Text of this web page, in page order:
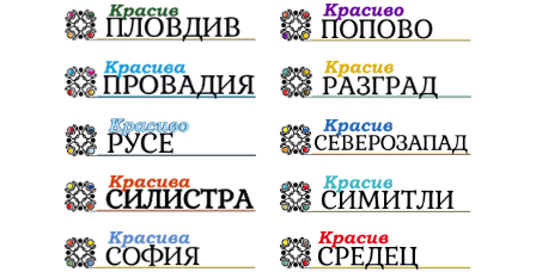
ПътнаИнфраструктура Асфалт
БрашноСтоименов ИстинскиХляб
БългарскоКачество Запис
ПолитическоЗадкулисие Микродрон
КомарДрон КитайскаТехнология